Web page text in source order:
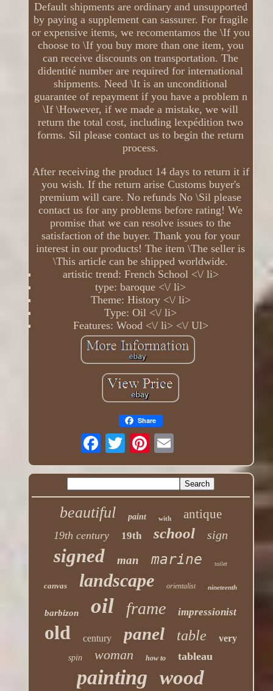
Default shipments are ordinary and unsupported
by paying a supplement can sassurer. For fragile
or expensive items, we recomentamos the \If you
choose to \If you buy more than one item, you
can receive discounts on transportation. The
didentité number are required for international
shipments. Need \It is an unconditional
guarantee of repayment if you have a problem n
\If \However, if we made a mistake, we will
return the total cost, including lexpédition two
forms. Sil please contact us to begin the return
process.
After receiving the product 14 days to return it if
you wish. If the return arise Customs buyer's
premium will care. No refunds No \Sil please
contact us for any problems before rating! We
promise that we can resolve issues to the
satisfaction of the buyer. Thank you for your
interest in our products! The item \The seller is
\This article can be shipped worldwide.
artistic trend: French School <\/ li>
type: baroque <\/ li>
Theme: History <\/ li>
Type: Oil <\/ li>
Features: Wood <\/ li> <\/ Ul>
Share
beautiful paint with antique
19th century 19th school sign
signed man marine toilet
canvas landscape orientalist nineteenth
barbizon oil frame impressionist
old century panel table very
spin woman how to tableau
painting wood